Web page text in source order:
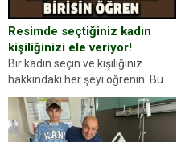
Resimde seçtiğiniz kadın
kişiliğinizi ele veriyor!
Bir kadın seçin ve kişiliğiniz
hakkındaki her şeyi öğrenin. Bu
kez karşınıza oldukça farklı bir
kişilik testiyle çıkıyoruz. Resimde
gördüğünüz kadın figürlerinden